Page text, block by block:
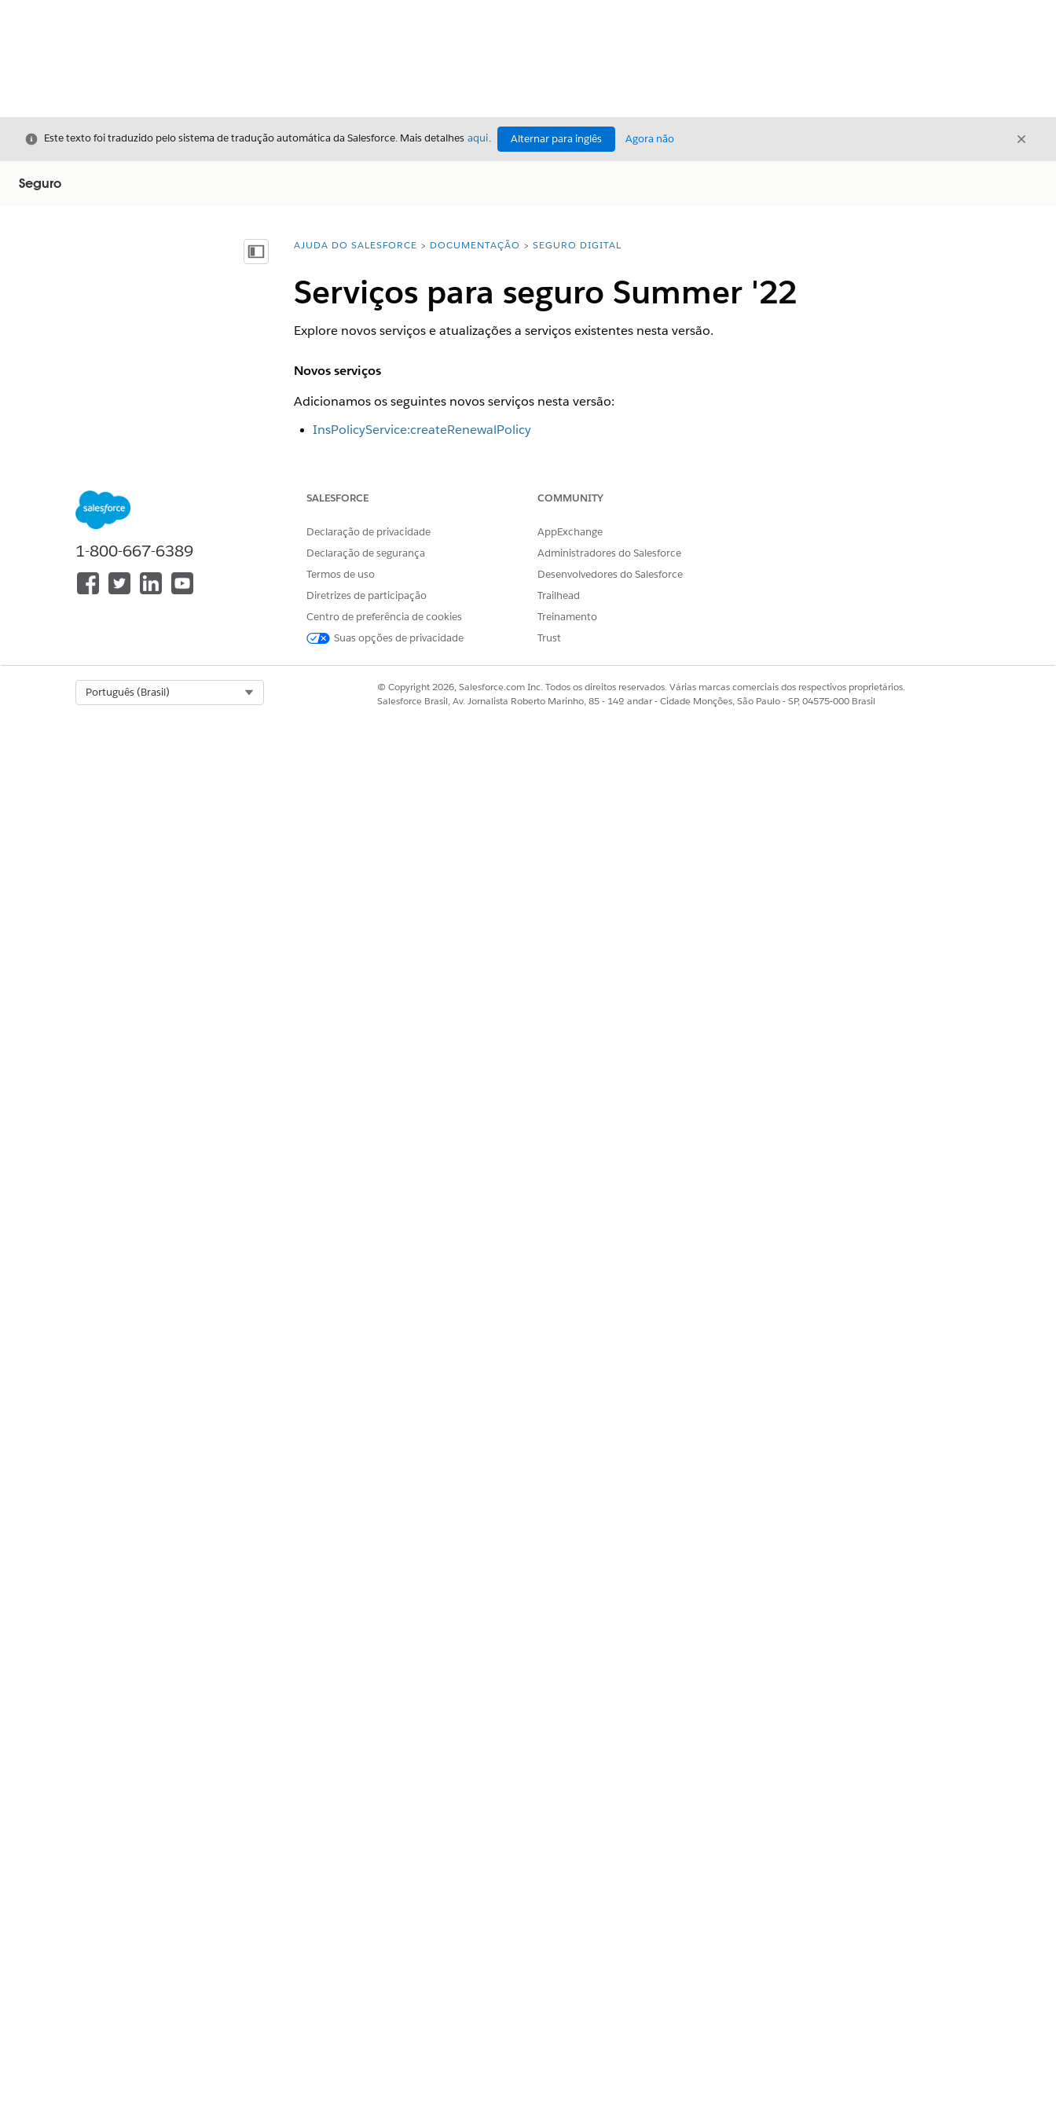
Fechar
Este texto foi traduzido pelo sistema de tradução automática da Salesforce. Mais detalhes aqui. Alternar para inglês Agora não Fechar
Seguro
Mostrar índiceVocê está aqui:
AJUDA DO SALESFORCE DOCUMENTAÇÃO SEGURO DIGITAL
Serviços para seguro Summer '22
Explore novos serviços e atualizações a serviços existentes nesta versão.
Novos serviços
Adicionamos os seguintes novos serviços nesta versão:
InsPolicyService:createRenewalPolicy
Serviços atualizados
InsClaimService: createUpdateClaim
InsPolicyService:modifyPaymentSchedule
InsQuoteService:createUpdateQuote
InsQuoteService:getQuoteDetail
1-800-667-6389
SALESFORCE
Declaração de privacidade
Declaração de segurança
Termos de uso
Diretrizes de participação
Centro de preferência de cookies
Suas opções de privacidade
COMMUNITY
AppExchange
Administradores do Salesforce
Desenvolvedores do Salesforce
Trailhead
Treinamento
Trust
Português (Brasil)
© Copyright 2026, Salesforce.com Inc. Todos os direitos reservados. Várias marcas comerciais dos respectivos proprietários.
Salesforce Brasil, Av. Jornalista Roberto Marinho, 85 - 14º andar - Cidade Monções, São Paulo - SP, 04575-000 Brasil